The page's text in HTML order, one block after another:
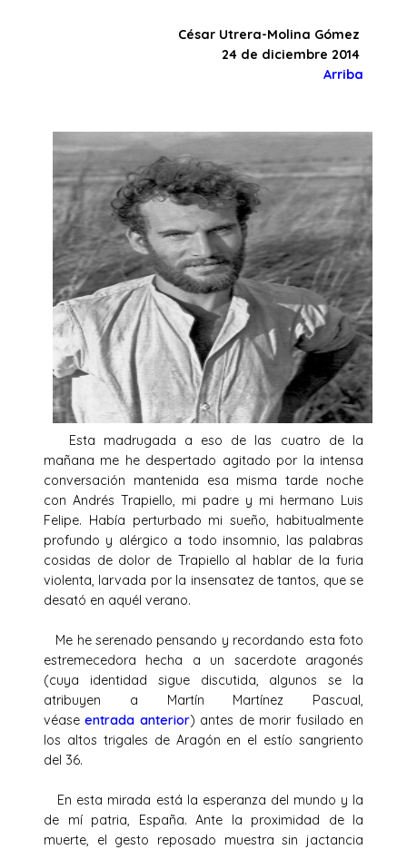
César Utrera-Molina Gómez
24 de diciembre 2014
Arriba
Esta madrugada a eso de las cuatro de la
mañana me he despertado agitado por la intensa
conversación mantenida esa misma tarde noche
con Andrés Trapiello, mi padre y mi hermano Luis
Felipe. Había perturbado mi sueño, habitualmente
profundo y alérgico a todo insomnio, las palabras
cosidas de dolor de Trapiello al hablar de la furia
violenta, larvada por la insensatez de tantos, que se
desató en aquél verano.
Me he serenado pensando y recordando esta foto
estremecedora hecha a un sacerdote aragonés
(cuya identidad sigue discutida, algunos se la
atribuyen a Martín Martínez Pascual,
véaseentrada anterior) antes de morir fusilado en
los altos trigales de Aragón en el estío sangriento
del 36.
En esta mirada está la esperanza del mundo y la
de mí patria, España. Ante la proximidad de la
muerte, el gesto reposado muestra sin jactancia